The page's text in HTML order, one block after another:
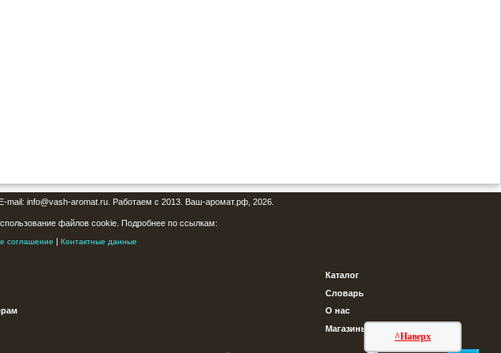
^Наверх
mail: info@vash-aromat.ru. Работаем с 2013. Ваш-аромат.рф, 2026.
файлов cookie. Подробнее по ссылкам:
соглашение | Контактные данные
Каталог
Словарь
О нас
Магазины